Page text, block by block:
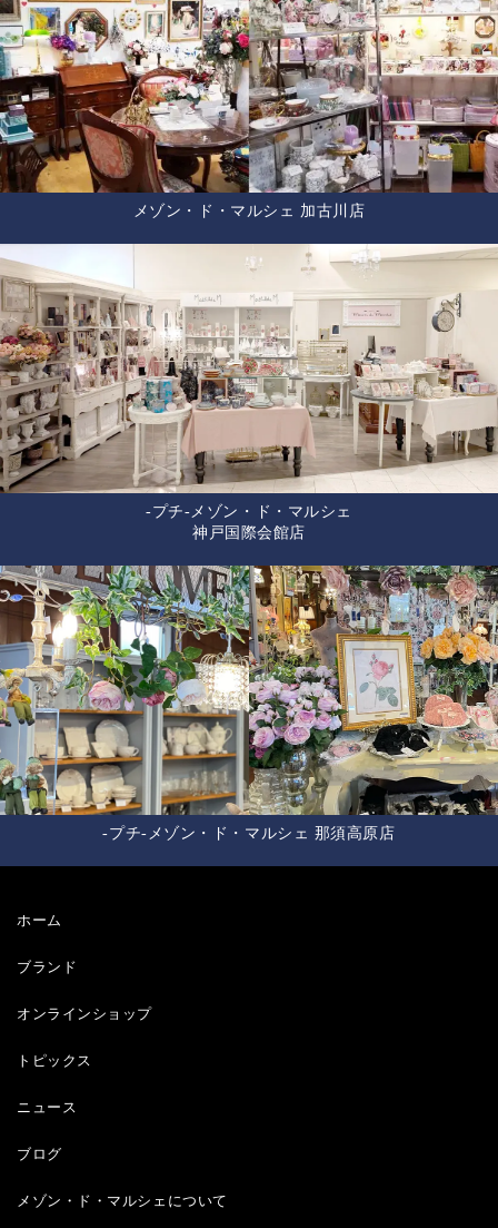
メゾン・ド・マルシェ 加古川店
-プチ-メゾン・ド・マルシェ
神戸国際会館店
-プチ-メゾン・ド・マルシェ 那須高原店
ホーム
ブランド
オンラインショップ
トピックス
ニュース
ブログ
メゾン・ド・マルシェについて